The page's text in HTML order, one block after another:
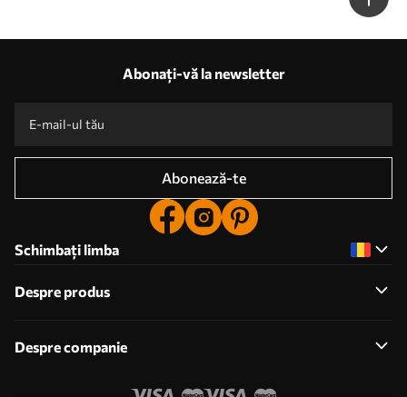
Abonați-vă la newsletter
Abonează-te
Schimbați limba
Despre produs
Despre companie